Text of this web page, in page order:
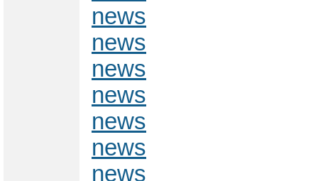
news
news
news
news
news
news
news